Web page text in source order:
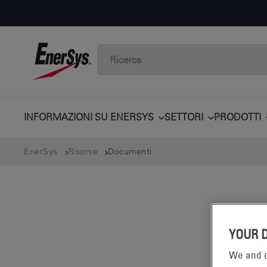
INFORMAZIONI SU ENERSYS SETTORI PRODOTTI
EnerSys Risorse Documenti
YOUR
We and